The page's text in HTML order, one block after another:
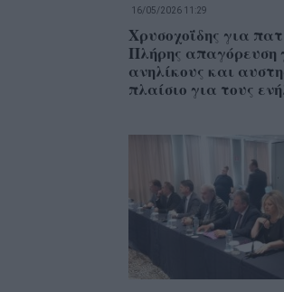
16/05/2026 11:29
Χρυσοχοΐδης για
Πλήρης απαγόρευση
ανηλίκους και
πλαίσιο για τους